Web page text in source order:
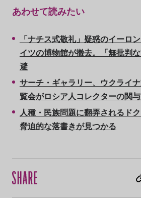
あわせて読みたい
「ナチス式敬礼」疑惑のイーロ
イツの博物館が撤去。「無批判
避
サーチ・ギャラリー、ウクライ
覧会がロシア人コレクターの関
人種・民族問題に翻弄されるド
脅迫的な落書きが見つかる